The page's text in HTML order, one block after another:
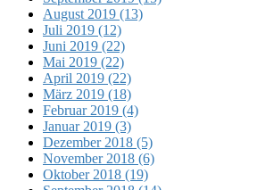
August 2019 (13)
Juli 2019 (12)
Juni 2019 (22)
Mai 2019 (22)
April 2019 (22)
März 2019 (18)
Februar 2019 (4)
Januar 2019 (3)
Dezember 2018 (5)
November 2018 (6)
Oktober 2018 (19)